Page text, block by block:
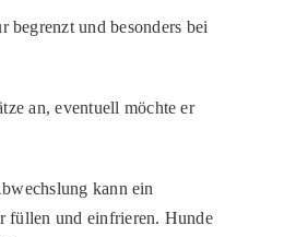
begrenzt und besonders bei
an, eventuell möchte er
kann ein
füllen und einfrieren. Hunde